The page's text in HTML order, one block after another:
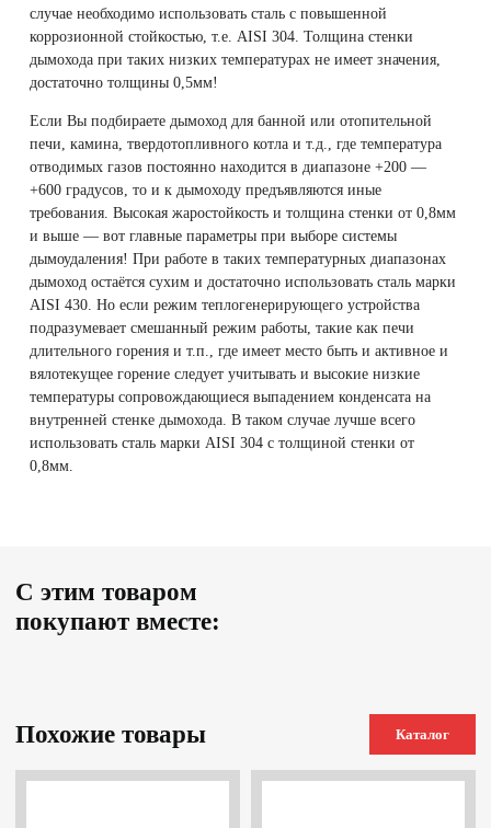
случае необходимо использовать сталь с повышенной
коррозионной стойкостью, т.е. AISI 304. Толщина стенки
дымохода при таких низких температурах не имеет значения,
достаточно толщины 0,5мм!
Если Вы подбираете дымоход для банной или отопительной
печи, камина, твердотопливного котла и т.д., где температура
отводимых газов постоянно находится в диапазоне +200 —
+600 градусов, то и к дымоходу предъявляются иные
требования. Высокая жаростойкость и толщина стенки от 0,8мм
и выше — вот главные параметры при выборе системы
дымоудаления! При работе в таких температурных диапазонах
дымоход остаётся сухим и достаточно использовать сталь марки
AISI 430. Но если режим теплогенерирующего устройства
подразумевает смешанный режим работы, такие как печи
длительного горения и т.п., где имеет место быть и активное и
вялотекущее горение следует учитывать и высокие низкие
температуры сопровождающиеся выпадением конденсата на
внутренней стенке дымохода. В таком случае лучше всего
использовать сталь марки AISI 304 c толщиной стенки от
0,8мм.
С этим товаром
покупают вместе:
Похожие товары Каталог